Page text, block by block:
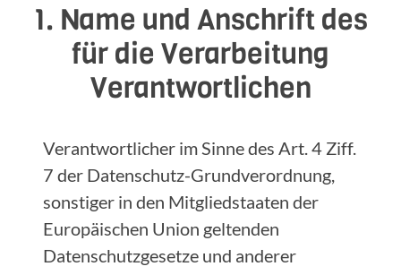
1. Name und Anschrift des
für die Verarbeitung
Verantwortlichen
Verantwortlicher im Sinne des Art. 4 Ziff.
7 der Datenschutz-Grundverordnung,
sonstiger in den Mitgliedstaaten der
Europäischen Union geltenden
Datenschutzgesetze und anderer